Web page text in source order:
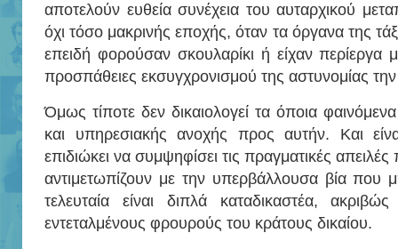
αποτελούν ευθεία συνέχεια του αυταρχικού
όχι τόσο μακρινής εποχής, όταν τα όργανα της
επειδή φορούσαν σκουλαρίκι ή είχαν περίεργα
προσπάθειες εκσυγχρονισμού της αστυνομίας την
Όμως τίποτε δεν δικαιολογεί τα όποια
και υπηρεσιακής ανοχής προς αυτήν. Και
επιδιώκει να συμψηφίσει τις πραγματικές
αντιμετωπίζουν με την υπερβάλλουσα βία που
τελευταία είναι διπλά καταδικαστέα,
εντεταλμένους φρουρούς του κράτους δικαίου.